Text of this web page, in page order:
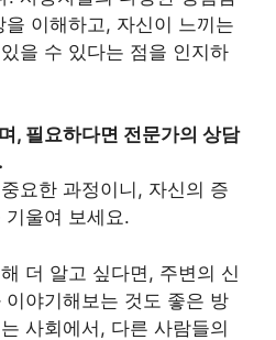
이해하고, 자신이 느끼는
을 수 있다는 점을 인지하
, 필요하다면 전문가의 상담
요한 과정이니, 자신의 증
울여 보세요.
더 알고 싶다면, 주변의 신
야기해보는 것도 좋은 방
사회에서, 다른 사람들의